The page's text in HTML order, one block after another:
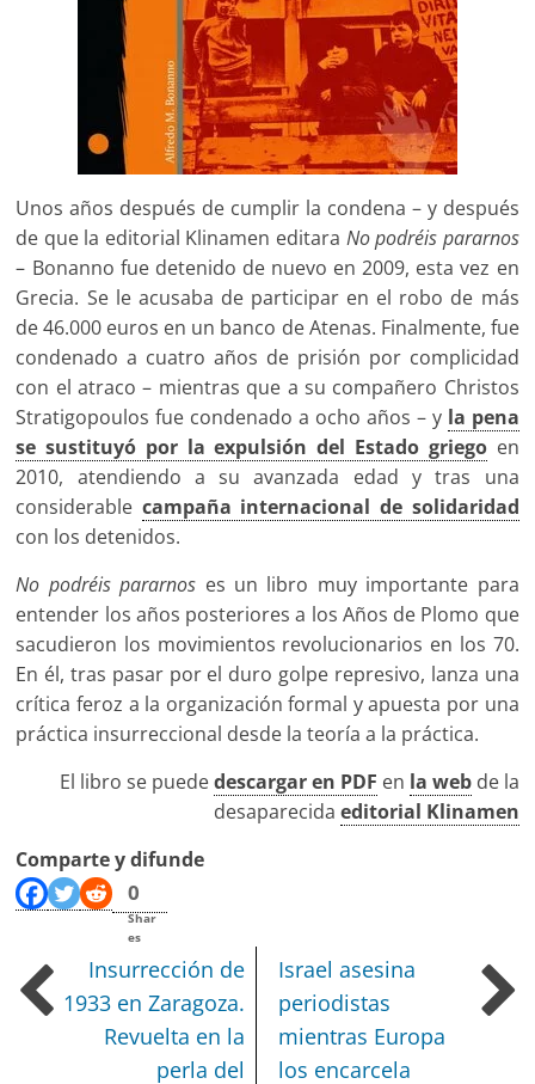
Unos años después de cumplir la condena – y después
de que la editorial Klinamen editara No podréis pararnos
– Bonanno fue detenido de nuevo en 2009, esta vez en
Grecia. Se le acusaba de participar en el robo de más
de 46.000 euros en un banco de Atenas. Finalmente, fue
condenado a cuatro años de prisión por complicidad
con el atraco – mientras que a su compañero Christos
Stratigopoulos fue condenado a ocho años – y la pena
se sustituyó por la expulsión del Estado griegoen
2010, atendiendo a su avanzada edad y tras una
considerable campaña internacional de solidaridad
con los detenidos.
No podréis pararnos es un libro muy importante para
entender los años posteriores a los Años de Plomo que
sacudieron los movimientos revolucionarios en los 70.
En él, tras pasar por el duro golpe represivo, lanza una
crítica feroz a la organización formal y apuesta por una
práctica insurreccional desde la teoría a la práctica.
El libro se puededescargar en PDF en la webde la
desaparecida editorial Klinamen
Comparte y difunde
0
Shar
es
Insurrección de
1933 en Zaragoza.
Revuelta en la
perla del
Israel asesina
periodistas
mientras Europa
los encarcela